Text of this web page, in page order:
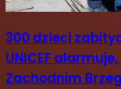
300 dzieci
UNICEF
Zachodnim